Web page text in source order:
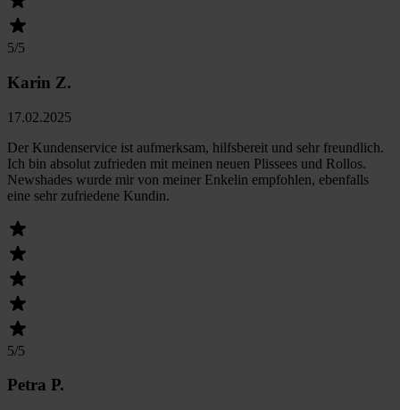
5/5
Karin Z.
17.02.2025
Der Kundenservice ist aufmerksam, hilfsbereit und sehr freundlich.
Ich bin absolut zufrieden mit meinen neuen Plissees und Rollos.
Newshades wurde mir von meiner Enkelin empfohlen, ebenfalls
eine sehr zufriedene Kundin.
5/5
Petra P.